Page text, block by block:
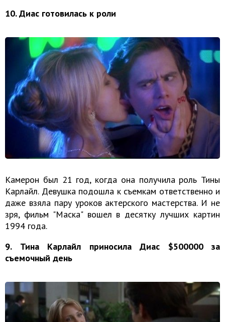
10. Диас готовилась к роли
Камерон был 21 год, когда она получила роль Тины
Карлайл. Девушка подошла к съемкам ответственно и
даже взяла пару уроков актерского мастерства. И не
зря, фильм "Маска" вошел в десятку лучших картин
1994 года.
9. Тина Карлайл приносила Диас $500000 за
съемочный день